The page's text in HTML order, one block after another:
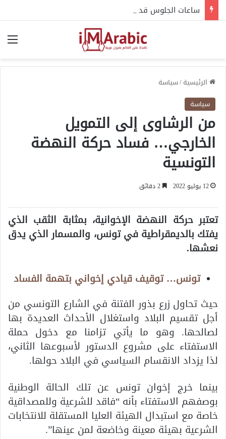
الرئيسية/سياسة
سياسة
من الرشاوى إلى التمويل
الخارجي… فساد حركة النهضة
التونسية
12 يوليو 2022
تعتبر حركة النهضة الإخوانية، بمثابة الثقب الذي
يفتك بالديمقراطية في تونس، والمسمار الذي يدق
نعشها.
تونس… توقيف قيادي إخواني بتهمة الفساد
حيث تحاول زرع بذور الفتنة في الشارع التونسي من
أجل تقسيم البلاد واستغلال الأحداث العديدة بها
لصالحها. وهو ما يأتي تزامنا مع دخول حملة
الاستفتاء على مشروع الدستور لأسبوعها الثاني،
لذا يزداد الانقسام السياسي في البلاد حولها.
بينما خرج إخوان تونس عن تلك الحالة الوطنية
بوصفهم الاستفتاء بأنه “فاقد للشرعية وللمصداقية
خاصة مع استبدال الهيئة العليا المستقلة للانتخابات
الشرعية بهيئة معينة وخاضعة لمن عينها”.